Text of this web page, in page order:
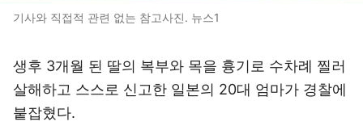
기사와 직접적 관련 없는 참고사진. 뉴스1
생후 3개월 된 딸의 복부와 목을 흉기로 수차례 찔러
살해하고 스스로 신고한 일본의 20대 엄마가 경찰에
붙잡혔다.